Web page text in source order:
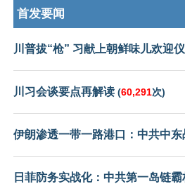
首发要闻
川普拔“枪” 习献上朝鲜味儿欢迎
川习会谈要点再解读 (60,291次)
伊朗渗透一带一路港口：中共中东
日菲防务实战化：中共第一岛链